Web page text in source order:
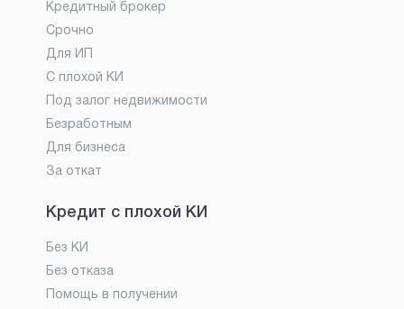
Кредитный брокер
Срочно
Для ИП
С плохой КИ
Под залог недвижимости
Безработным
Для бизнеса
За откат
Кредит с плохой КИ
Без КИ
Без отказа
Помощь в получении